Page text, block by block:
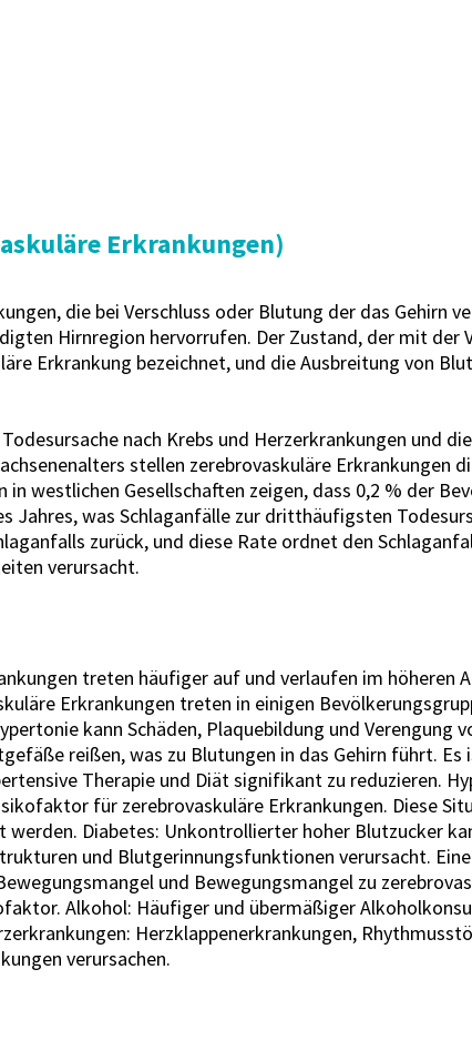
Erkrankungen)
die bei Verschluss oder Blutung der das Gehirn
Hirnregion hervorrufen. Der Zustand, der mit der
Erkrankung bezeichnet, und die Ausbreitung von
nach Krebs und Herzerkrankungen und
stellen zerebrovaskuläre Erkrankungen
westlichen Gesellschaften zeigen, dass 0,2 % der
Jahres, was Schlaganfälle zur dritthäufigsten
zurück, und diese Rate ordnet den
verursacht.
treten häufiger auf und verlaufen im höheren
Erkrankungen treten in einigen
kann Schäden, Plaquebildung und Verengung
reißen, was zu Blutungen in das Gehirn führt.
Therapie und Diät signifikant zu reduzieren.
für zerebrovaskuläre Erkrankungen. Diese
Diabetes: Unkontrollierter hoher Blutzucker
und Blutgerinnungsfunktionen verursacht.
und Bewegungsmangel zu
Alkohol: Häufiger und übermäßiger
Herzklappenerkrankungen,
verursachen.